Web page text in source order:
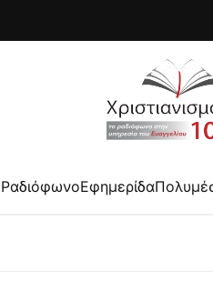
ΡαδιόφωνοΕφημερίδα